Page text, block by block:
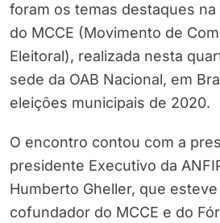
foram os temas destaques
do MCCE (Movimento de
Eleitoral), realizada nesta
sede da OAB Nacional, em
eleições municipais de 2020.
O encontro contou com a
presidente Executivo da
Humberto Gheller, que
cofundador do MCCE e do